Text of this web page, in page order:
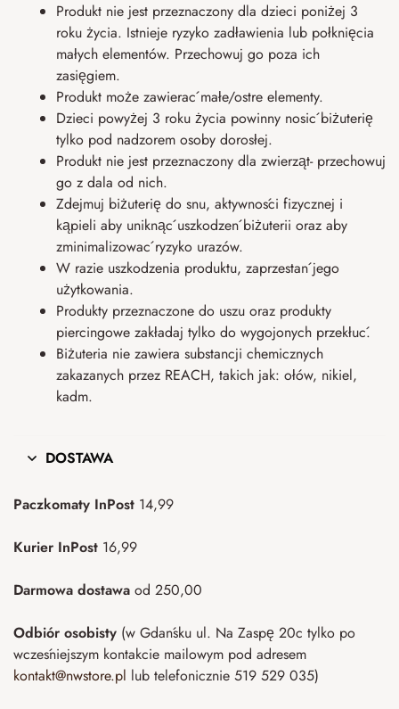
Produkt nie jest przeznaczony dla dzieci poniżej 3
roku życia. Istnieje ryzyko zadławienia lub połknięcia
małych elementów. Przechowuj go poza ich
zasięgiem.
Produkt może zawierać małe/ostre elementy.
Dzieci powyżej 3 roku życia powinny nosić biżuterię
tylko pod nadzorem osoby dorosłej.
Produkt nie jest przeznaczony dla zwierząt- przechowuj
go z dala od nich.
Zdejmuj biżuterię do snu, aktywności fizycznej i
kąpieli aby uniknąć uszkodzeń biżuterii oraz aby
zminimalizować ryzyko urazów.
W razie uszkodzenia produktu, zaprzestań jego
użytkowania.
Produkty przeznaczone do uszu oraz produkty
piercingowe zakładaj tylko do wygojonych przekłuć.
Biżuteria nie zawiera substancji chemicznych
zakazanych przez REACH, takich jak: ołów, nikiel,
kadm.
DOSTAWA
Paczkomaty InPost 14,99
Kurier InPost 16,99
Darmowa dostawa od 250,00
Odbiór osobisty (w Gdańsku ul. Na Zaspę 20c tylko po
wcześniejszym kontakcie mailowym pod adresem
kontakt@nwstore.pl lub telefonicznie 519 529 035)